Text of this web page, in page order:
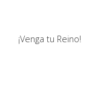
¡Venga tu Reino!